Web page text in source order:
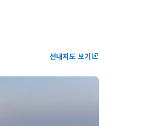
선내지도 보기ungroup